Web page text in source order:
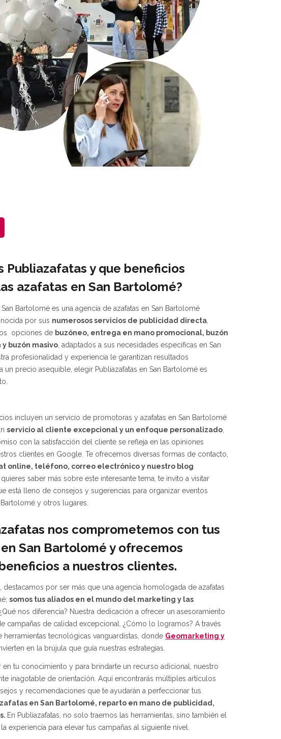
Publiazafatas y que beneficios
azafatas en San Bartolomé?
San Bartolomé es una agencia de azafatas en San Bartolomé
por sus numerososservicios de publicidad directa
opciones de buzóneo, entrega en mano promocional, buzón
buzón masivo , adaptados a sus necesidades específicas en San
profesionalidad y experiencia le garantizan resultados
un precio asequible, elegir Publiazafatas en San Bartolomé es
incluyen un servicio de promotoras y azafatas en San Bartolomé
servicio al cliente excepcional y un enfoque personalizado
con la satisfacción del cliente se refleja en las opiniones
clientes en Google. Te ofrecemos diversas formas de contacto,
online, teléfono, correo electrónico y nuestro blog
quieres saber más sobre este interesante tema, te invito a visitar
está lleno de consejos y sugerencias para organizar eventos
y otros lugares.
nos comprometemos con tus
San Bartolomé y ofrecemos
a nuestros clientes.
destacamos por ser más que una agencia homologada de azafatas
somos tus aliados en el mundo del marketing y las
nos diferencia? Nuestra dedicación a ofrecer un asesoramiento
campañas de calidad excepcional. ¿Cómo lo logramos? A través
herramientas tecnológicas vanguardistas, donde Geomarketing y
en la brújula que guía nuestras estrategias.
en tu conocimiento y para brindarte un recurso adicional, nuestro
inagotable de orientación. Aquí encontrarás múltiples artículos
y recomendaciones que te ayudarán a perfeccionar tus
en San Bartolomé, reparto en mano de publicidad,
En Publiazafatas, no solo traemos las herramientas, sino también el
experiencia para elevar tus campañas al siguiente nivel.